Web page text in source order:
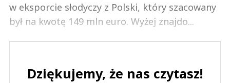
w eksporcie słodyczy z Polski, który szacowany
był na kwotę 149 mln euro. Wyżej znajdo...
Dziękujemy, że nas czytasz!